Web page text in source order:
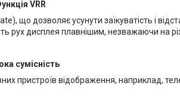
VRR
що дозволяє усунути заїкуватість і
рух дисплея плавнішим, незважаючи на
сумісність
пристроїв відображення, наприклад,